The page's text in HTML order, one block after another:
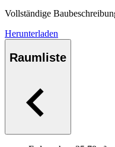
Vollständige
Herunterladen
Raumliste